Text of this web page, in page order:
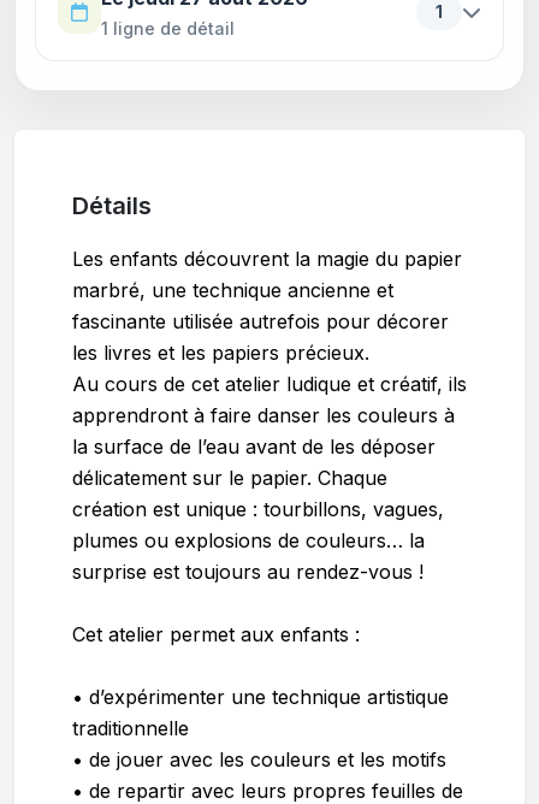
1 ligne de détail
1
Détails
Les enfants découvrent la magie du papier
marbré, une technique ancienne et
fascinante utilisée autrefois pour décorer
les livres et les papiers précieux.
Au cours de cet atelier ludique et créatif, ils
apprendront à faire danser les couleurs à
la surface de l’eau avant de les déposer
délicatement sur le papier. Chaque
création est unique : tourbillons, vagues,
plumes ou explosions de couleurs… la
surprise est toujours au rendez-vous !
Cet atelier permet aux enfants :
• d’expérimenter une technique artistique
traditionnelle
• de jouer avec les couleurs et les motifs
• de repartir avec leurs propres feuilles de